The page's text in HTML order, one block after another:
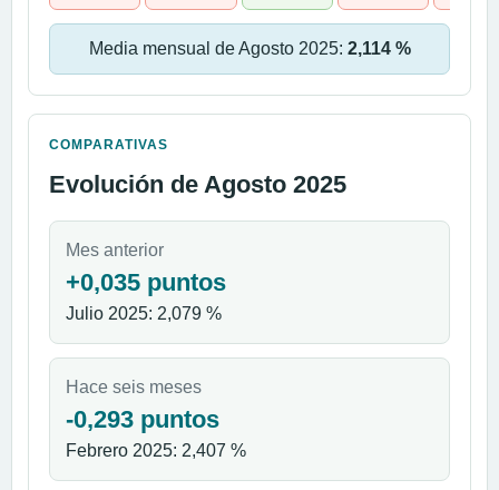
Media mensual de Agosto 2025: 2,114 %
COMPARATIVAS
Evolución de Agosto 2025
Mes anterior
+0,035 puntos
Julio 2025: 2,079 %
Hace seis meses
-0,293 puntos
Febrero 2025: 2,407 %